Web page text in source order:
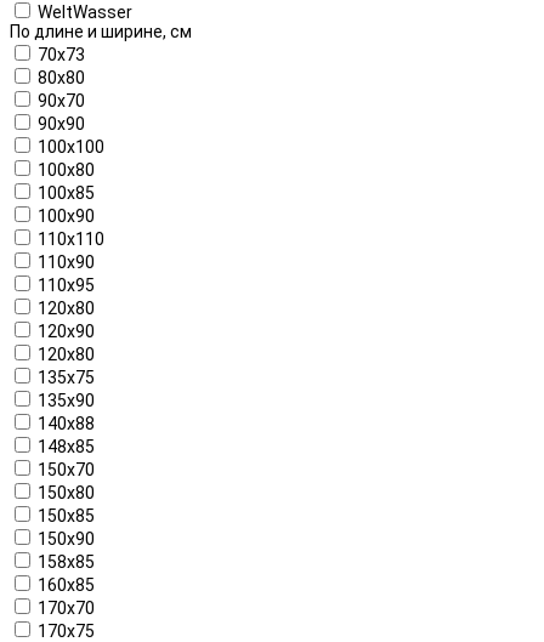
WeltWasser
По длине и ширине, см
70x73
80x80
90x70
90x90
100x100
100x80
100x85
100x90
110x110
110x90
110x95
120x80
120x90
120х80
135x75
135x90
140x88
148x85
150x70
150x80
150x85
150x90
158x85
160х85
170x70
170x75